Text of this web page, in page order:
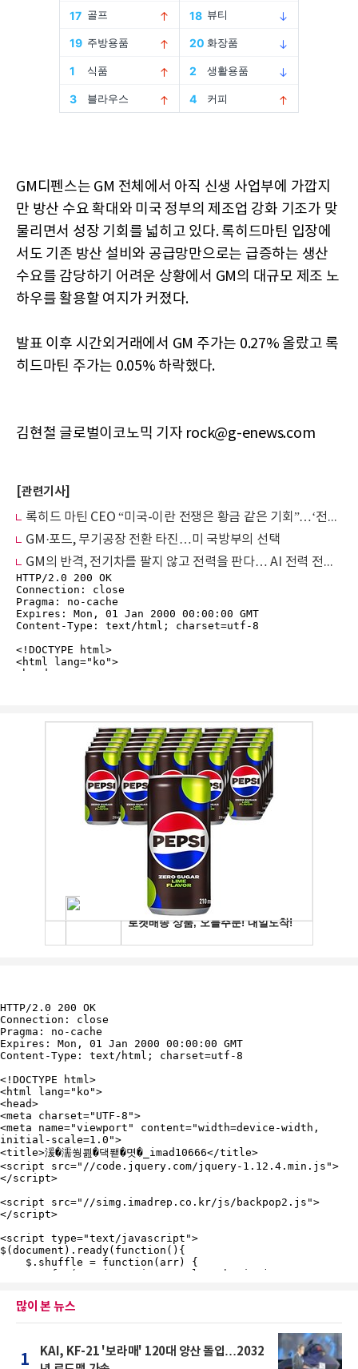
GM디펜스는 GM 전체에서 아직 신생 사업부에 가깝지
만 방산 수요 확대와 미국 정부의 제조업 강화 기조가 맞
물리면서 성장 기회를 넓히고 있다. 록히드마틴 입장에
서도 기존 방산 설비와 공급망만으로는 급증하는 생산
수요를 감당하기 어려운 상황에서 GM의 대규모 제조 노
하우를 활용할 여지가 커졌다.
발표 이후 시간외거래에서 GM 주가는 0.27% 올랐고 록
히드마틴 주가는 0.05% 하락했다.
김현철 글로벌이코노믹 기자 rock@g-enews.com
[관련기사]
록히드 마틴 CEO “미국-이란 전쟁은 황금 같은 기회”…‘전시 특수’ 본격화
GM·포드, 무기공장 전환 타진…미 국방부의 선택
GM의 반격, 전기차를 팔지 않고 전력을 판다… AI 전력 전쟁 참전한 ‘바퀴 달린 ESS’
많이 본 뉴스
1
KAI, KF-21 '보라매' 120대 양산 돌입…2032